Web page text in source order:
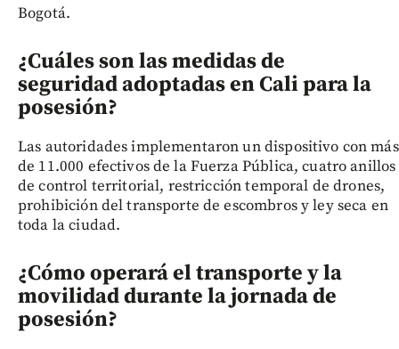
Bogotá.
¿Cuáles son las medidas de
seguridad adoptadas en Cali para la
posesión?
Las autoridades implementaron un dispositivo con más
de 11.000 efectivos de la Fuerza Pública, cuatro anillos
de control territorial, restricción temporal de drones,
prohibición del transporte de escombros y ley seca en
toda la ciudad.
¿Cómo operará el transporte y la
movilidad durante la jornada de
posesión?